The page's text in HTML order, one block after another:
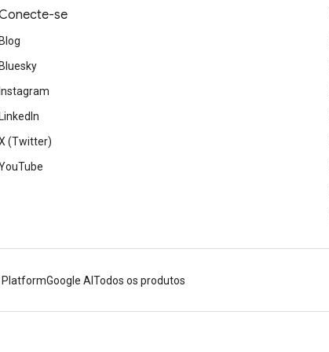
se
Blog
Bluesky
Instagram
LinkedIn
(Twitter)
PlatformGoogle AI Todos os produtos